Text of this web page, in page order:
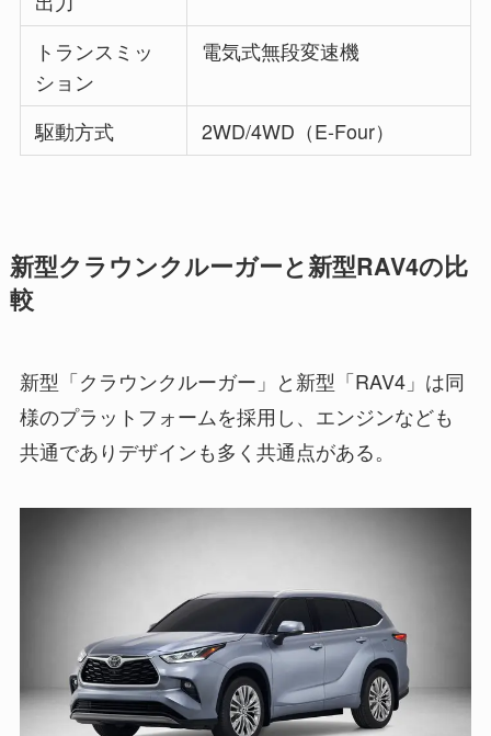
トランスミッ
ション
電気式無段変速機
駆動方式 2WD/4WD（E-Four）
新型クラウンクルーガーと新型RAV4の比
較
新型「クラウンクルーガー」と新型「RAV4」は同
様のプラットフォームを採用し、エンジンなども
共通でありデザインも多く共通点がある。